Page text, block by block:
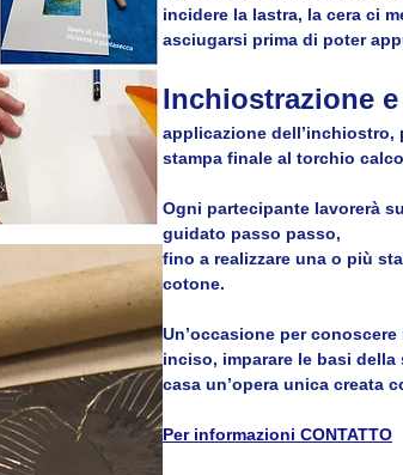
incidere la lastra, la cera ci
asciugarsi prima di poter
Inchiostrazione
applicazione dell’inchiostro,
stampa finale al torchio
Ogni partecipante lavorerà
guidato passo passo,
fino a realizzare una o più
cotone.
Un’occasione per
inciso, imparare le basi della
casa un’opera unica creata
Per informazioni CONTATTO